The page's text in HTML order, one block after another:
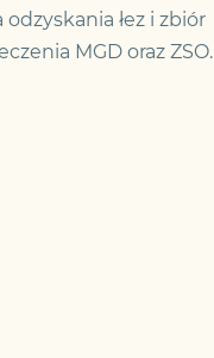
łez i zbiór
MGD oraz ZSO.